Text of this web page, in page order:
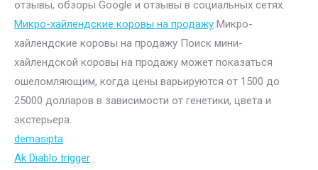
отзывы, обзоры Google и отзывы в социальных сетях.
Микро-хайлендские коровы на продажу Микро-
хайлендские коровы на продажу Поиск мини-
хайлендской коровы на продажу может показаться
ошеломляющим, когда цены варьируются от 1500 до
25000 долларов в зависимости от генетики, цвета и
экстерьера.
demasipta
Ak Diablo trigger